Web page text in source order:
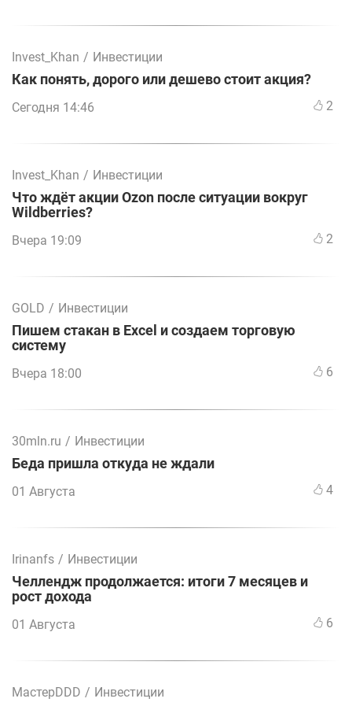
Invest_Khan / Инвестиции
Как понять, дорого или дешево стоит акция?
Сегодня 14:46 2
Invest_Khan / Инвестиции
Что ждёт акции Ozon после ситуации вокруг
Wildberries?
Вчера 19:09 2
GOLD / Инвестиции
Пишем стакан в Excel и создаем торговую
систему
Вчера 18:00 6
30mln.ru / Инвестиции
Беда пришла откуда не ждали
01 Августа 4
Irinanfs / Инвестиции
Челлендж продолжается: итоги 7 месяцев и
рост дохода
01 Августа 6
МастерDDD / Инвестиции